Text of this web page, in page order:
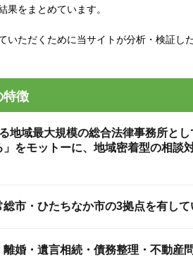
果をまとめています。
いただくために当サイトが分析・検証し
特徴
地域最大規模の総合法律事務所と
をモットーに、地域密着型の相談
市・ひたちなか市の3拠点を有して
婚・遺言相続・債務整理・不動産